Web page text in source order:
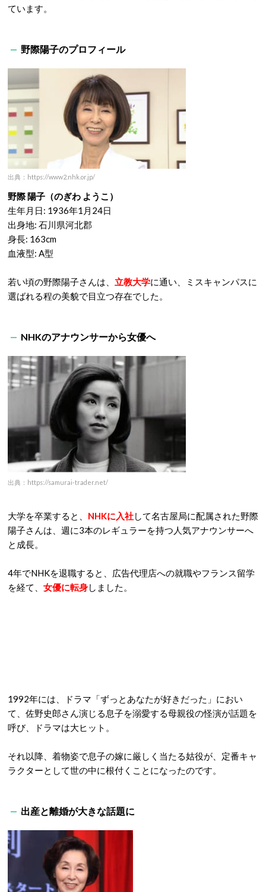
ています。
野際陽子のプロフィール
出典：https://www2.nhk.or.jp/
野際 陽子（のぎわ ようこ）
生年月日: 1936年1月24日
出身地: 石川県河北郡
身長: 163cm
血液型: A型
若い頃の野際陽子さんは、 立教大学に通い、ミスキャンパスに
選ばれる程の美貌で目立つ存在でした。
NHKのアナウンサーから女優へ
出典：https://samurai-trader.net/
大学を卒業すると、 NHKに入社して名古屋局に配属された野際
陽子さんは、週に3本のレギュラーを持つ人気アナウンサーへ
と成長。
4年でNHKを退職すると、広告代理店への就職やフランス留学
を経て、 女優に転身しました。
1992年には、ドラマ「ずっとあなたが好きだった」におい
て、佐野史郎さん演じる息子を溺愛する母親役の怪演が話題を
呼び、ドラマは大ヒット。
それ以降、着物姿で息子の嫁に厳しく当たる姑役が、定番キャ
ラクターとして世の中に根付くことになったのです。
出産と離婚が大きな話題に